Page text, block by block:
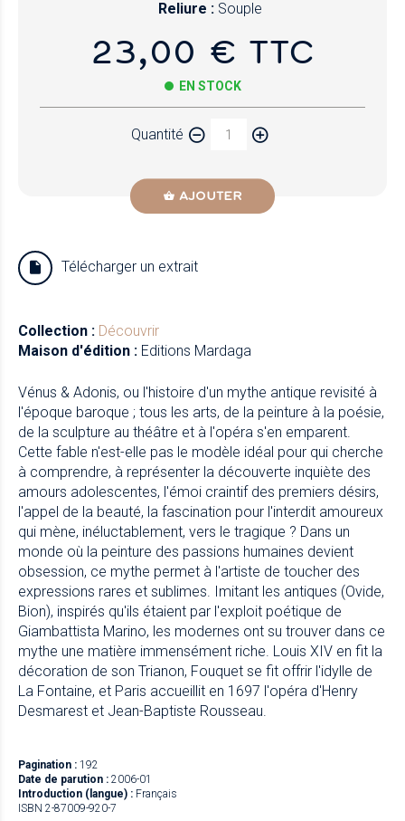
Reliure : Souple
23,00 € TTC
EN STOCK
Quantité
AJOUTER
Télécharger un extrait
Collection : Découvrir
Maison d'édition : Editions Mardaga
Vénus & Adonis, ou l'histoire d'un mythe antique revisité à
l'époque baroque ; tous les arts, de la peinture à la poésie,
de la sculpture au théâtre et à l'opéra s'en emparent.
Cette fable n'est-elle pas le modèle idéal pour qui cherche
à comprendre, à représenter la découverte inquiète des
amours adolescentes, l'émoi craintif des premiers désirs,
l'appel de la beauté, la fascination pour l'interdit amoureux
qui mène, inéluctablement, vers le tragique ? Dans un
monde où la peinture des passions humaines devient
obsession, ce mythe permet à l'artiste de toucher des
expressions rares et sublimes. Imitant les antiques (Ovide,
Bion), inspirés qu'ils étaient par l'exploit poétique de
Giambattista Marino, les modernes ont su trouver dans ce
mythe une matière immensément riche. Louis XIV en fit la
décoration de son Trianon, Fouquet se fit offrir l'idylle de
La Fontaine, et Paris accueillit en 1697 l'opéra d'Henry
Desmarest et Jean-Baptiste Rousseau.
Pagination : 192
Date de parution : 2006-01
Introduction (langue) : Français
ISBN 2-87009-920-7